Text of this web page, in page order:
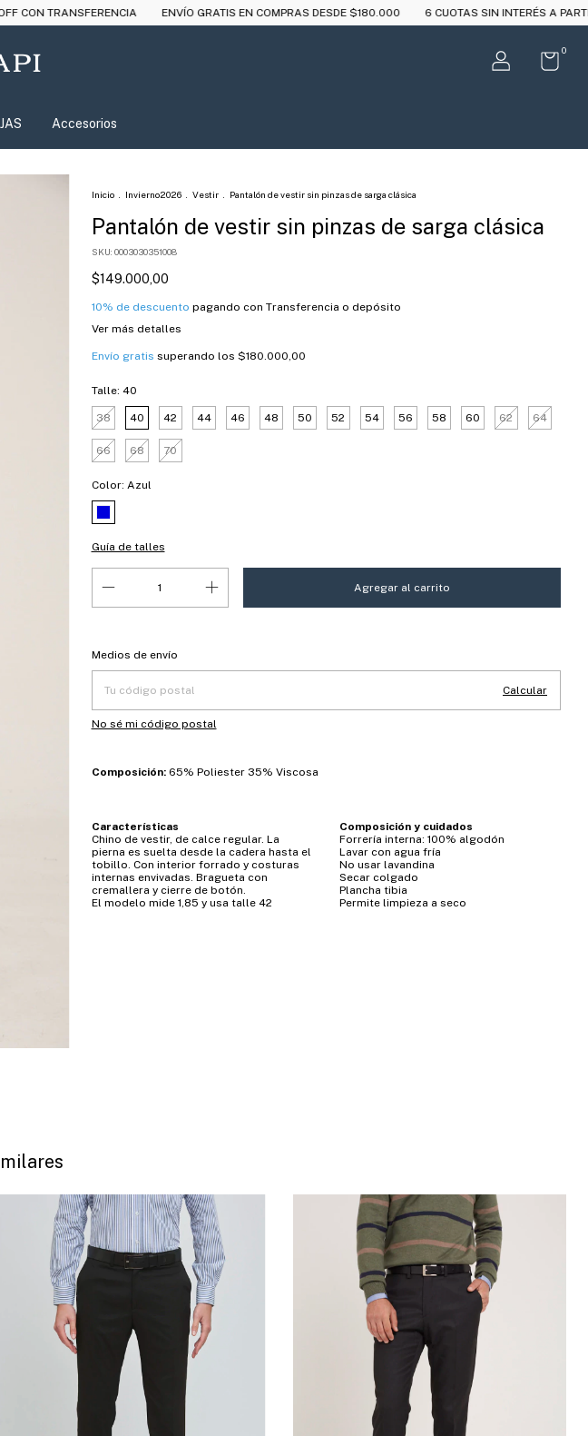
ENVÍO GRATIS EN COMPRAS DESDE $180.000 6 CUOTAS SIN INTERÉS A PARTIR DE $250.000
0
Accesorios
Inicio Invierno2026 Vestir Pantalón de vestir sin pinzas de sarga clásica
Pantalón de vestir sin pinzas de sarga clásica
SKU: 0003030351008
$149.000,00
10% de descuento pagando con Transferencia o depósito
Ver más detalles
Envío gratis superando los $180.000,00
Talle: 40
38 40 42 44 46 48 50 52 54 56 58 60 62 64
66 68 70
Color: Azul
Guía de talles
Entregas para el CP:
Medios de envío
Calcular
No sé mi código postal
Composición: 65% Poliester 35% Viscosa
Características
Chino de vestir, de calce regular. La
pierna es suelta desde la cadera hasta el
tobillo. Con interior forrado y costuras
internas envivadas. Bragueta con
cremallera y cierre de botón.
El modelo mide 1,85 y usa talle 42
Composición y cuidados
Forrería interna: 100% algodón
Lavar con agua fría
No usar lavandina
Secar colgado
Plancha tibia
Permite limpieza a seco